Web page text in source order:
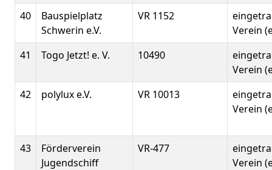
40
Bauspielplatz
Schwerin e.V.
VR 1152
Verein
41
Togo Jetzt! e. V. 10490
Verein
42
polylux e.V. VR 10013
Verein
43
Förderverein
Jugendschiff
VR-477
Verein